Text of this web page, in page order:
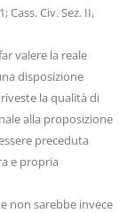
Cass. Civ. Sez. II,
valere la reale
disposizione
la qualità di
alla proposizione
preceduta
e propria
non sarebbe invece